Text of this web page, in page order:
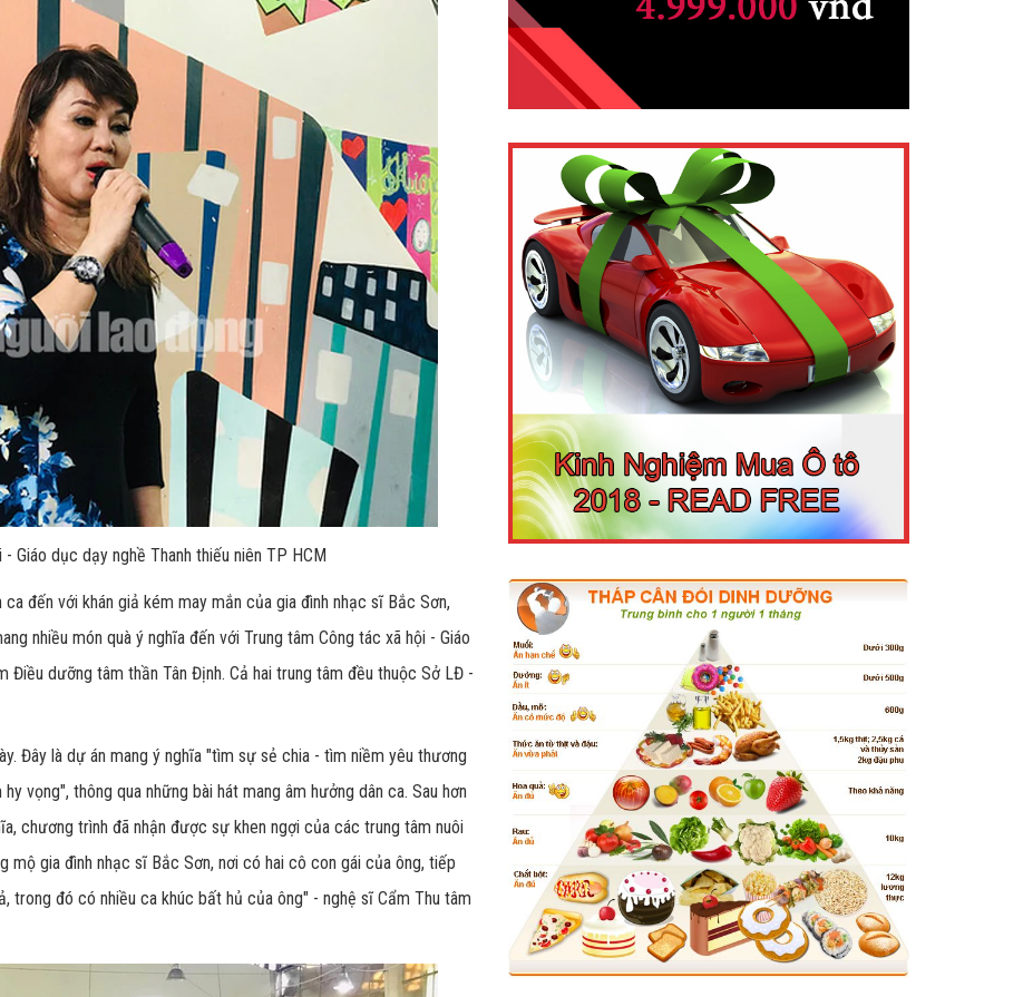
Giáo dục dạy nghề Thanh thiếu niên TP HCM
đến với khán giả kém may mắn của gia đình nhạc sĩ Bắc Sơn,
nhiều món quà ý nghĩa đến với Trung tâm Công tác xã hội - Giáo
Điều dưỡng tâm thần Tân Định. Cả hai trung tâm đều thuộc Sở LĐ -
Đây là dự án mang ý nghĩa "tìm sự sẻ chia - tìm niềm yêu thương
vọng", thông qua những bài hát mang âm hưởng dân ca. Sau hơn
chương trình đã nhận được sự khen ngợi của các trung tâm nuôi
gia đình nhạc sĩ Bắc Sơn, nơi có hai cô con gái của ông, tiếp
trong đó có nhiều ca khúc bất hủ của ông" - nghệ sĩ Cẩm Thu tâm
Like Fanpage Để Ủng Hộ Chúng Tôi Duy Trì Website
Powered bynetcore.vn